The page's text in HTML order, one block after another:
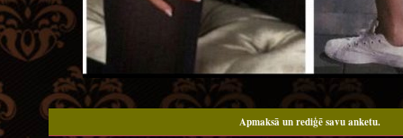
Apmaksā un rediģē savu anketu.